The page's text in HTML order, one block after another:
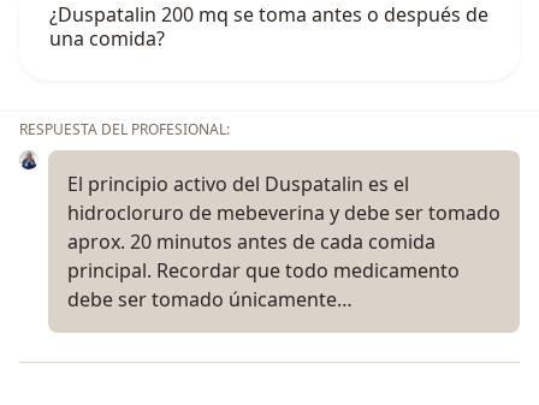
¿Duspatalin 200 mq se toma antes o después de
una comida?
RESPUESTA DEL PROFESIONAL:
El principio activo del Duspatalin es el
hidrocloruro de mebeverina y debe ser tomado
aprox. 20 minutos antes de cada comida
principal. Recordar que todo medicamento
debe ser tomado únicamente…